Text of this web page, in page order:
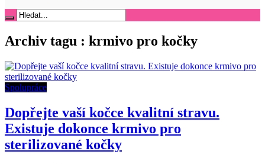
Archiv tagu : krmivo pro kočky
Spolupráce
Dopřejte vaší kočce kvalitní stravu.
Existuje dokonce krmivo pro
sterilizované kočky